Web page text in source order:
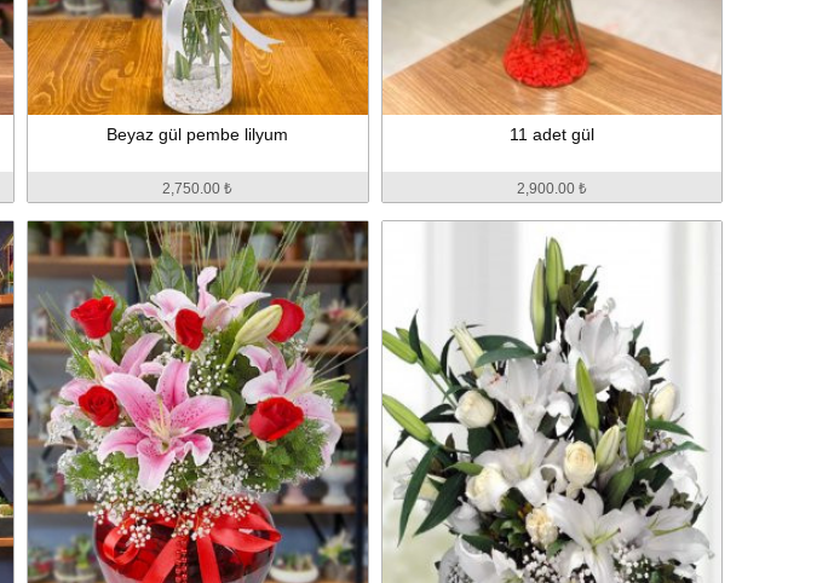
Beyaz gül pembe lilyum
2,750.00 ₺
11 adet gül
2,900.00 ₺